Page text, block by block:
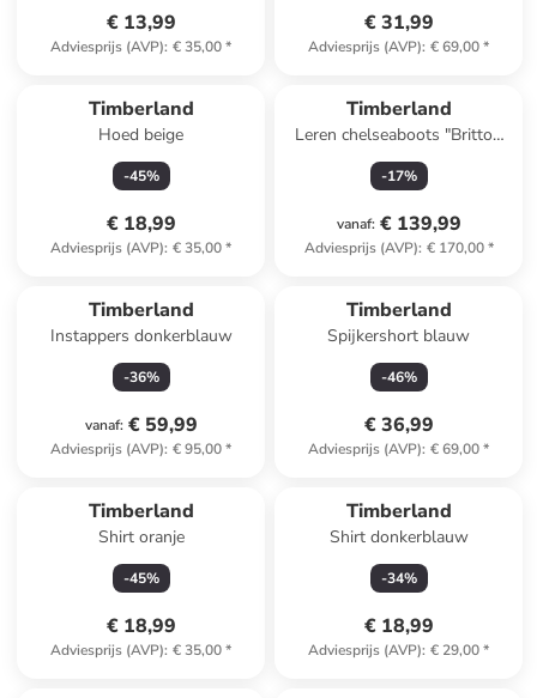
€ 13,99
Adviesprijs (AVP): € 35,00*
€ 31,99
Adviesprijs (AVP): € 69,00*
Timberland
Hoed beige
-45%
€ 18,99
Adviesprijs (AVP): € 35,00*
Timberland
Leren chelseaboots "Britton
Road Mid"
-17%
vanaf: € 139,99
Adviesprijs (AVP): € 170,00*
Timberland
Instappers donkerblauw
-36%
vanaf: € 59,99
Adviesprijs (AVP): € 95,00*
Timberland
Spijkershort blauw
-46%
€ 36,99
Adviesprijs (AVP): € 69,00*
Timberland
Shirt oranje
-45%
€ 18,99
Adviesprijs (AVP): € 35,00*
Timberland
Shirt donkerblauw
-34%
€ 18,99
Adviesprijs (AVP): € 29,00*